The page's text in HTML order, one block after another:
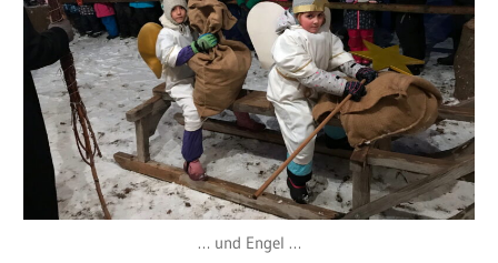
… und Engel …